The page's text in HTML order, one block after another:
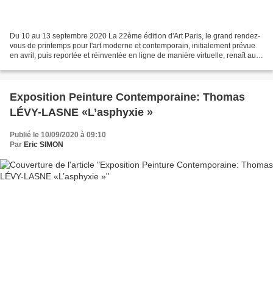
Du 10 au 13 septembre 2020 La 22ème édition d'Art Paris, le grand rendez-
vous de printemps pour l'art moderne et contemporain, initialement prévue
en avril, puis reportée et réinventée en ligne de manière virtuelle, renaît au
Exposition Peinture Contemporaine: Thomas
LÉVY-LASNE «L’asphyxie »
Publié le 10/09/2020 à 09:10
Par Eric SIMON